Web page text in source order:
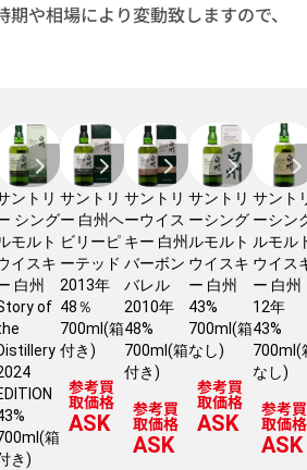
や相場により変動致しますので、
ントリ
シング
モルト
イスキ
白州
of
箱
き)
サントリ
ー 白州ヘ
ビリーピ
ーテッド
2013年
48％
700ml(箱
付き)
参考買
取価格
ASK
サントリ
ーウイス
キー 白州
バーボン
バレル
2010年
48%
700ml(箱
付き)
参考買
取価格
ASK
サントリ
ーシング
ルモルト
ウイスキ
ー 白州
43%
700ml(箱
なし)
参考買
取価格
ASK
サント
ーシン
ルモル
ウイス
ー 白州
12年
43%
700ml(
なし)
参考買
取価格
ASK